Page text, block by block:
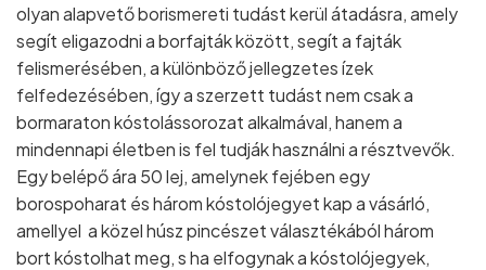
olyan alapvető borismereti tudást kerül átadásra, amely
segít eligazodni a borfajták között, segít a fajták
felismerésében, a különböző jellegzetes ízek
felfedezésében, így a szerzett tudást nem csak a
bormaraton kóstolássorozat alkalmával, hanem a
mindennapi életben is fel tudják használni a résztvevők.
Egy belépő ára 50 lej, amelynek fejében egy
borospoharat és három kóstolójegyet kap a vásárló,
amellyel a közel húsz pincészet választékából három
bort kóstolhat meg, s ha elfogynak a kóstolójegyek,